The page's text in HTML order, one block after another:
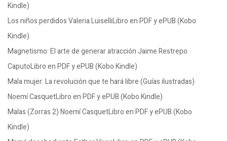
Kindle)
Los niños perdidos Valeria LuiselliLibro en PDF y ePUB (Kobo
Kindle)
Magnetismo: El arte de generar atracción Jaime Restrepo
CaputoLibro en PDF y ePUB (Kobo Kindle)
Mala mujer: La revolución que te hará libre (Guías ilustradas)
Noemí CasquetLibro en PDF y ePUB (Kobo Kindle)
Malas (Zorras 2) Noemí CasquetLibro en PDF y ePUB (Kobo
Kindle)